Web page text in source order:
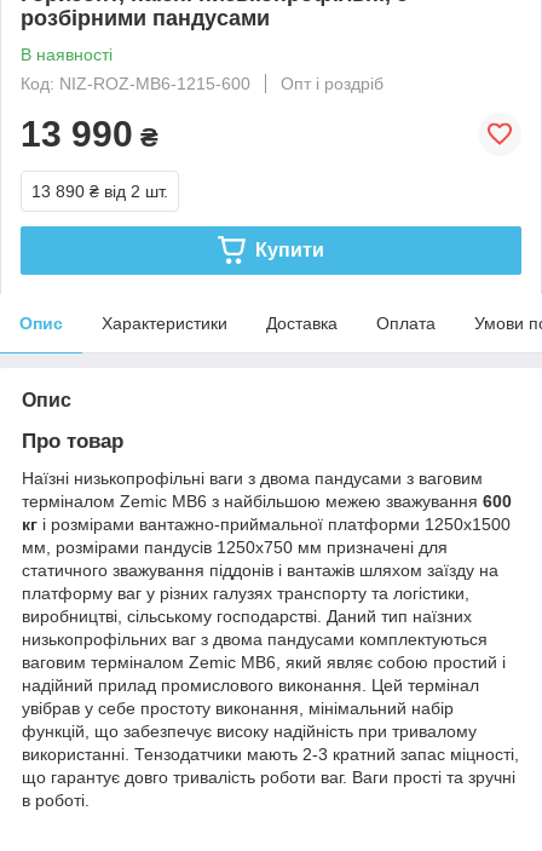
розбірними пандусами
В наявності
Код: NIZ-ROZ-MB6-1215-600
Опт і роздріб
13 990 ₴
13 890 ₴ від 2 шт.
Купити
Опис Характеристики Доставка Оплата Умови
Опис
Про товар
Наїзні низькопрофільні ваги з двома пандусами з ваговим
терміналом Zemic MB6 з найбільшою межею зважування 600
кг і розмірами вантажно-приймальної платформи 1250х1500
мм, розмірами пандусів 1250х750 мм призначені для
статичного зважування піддонів і вантажів шляхом заїзду на
платформу ваг у різних галузях транспорту та логістики,
виробництві, сільському господарстві. Даний тип наїзних
низькопрофільних ваг з двома пандусами комплектуються
ваговим терміналом Zemic MB6, який являє собою простий і
надійний прилад промислового виконання. Цей термінал
увібрав у себе простоту виконання, мінімальний набір
функцій, що забезпечує високу надійність при тривалому
використанні. Тензодатчики мають 2-3 кратний запас міцності,
що гарантує довго тривалість роботи ваг. Ваги прості та зручні
в роботі.